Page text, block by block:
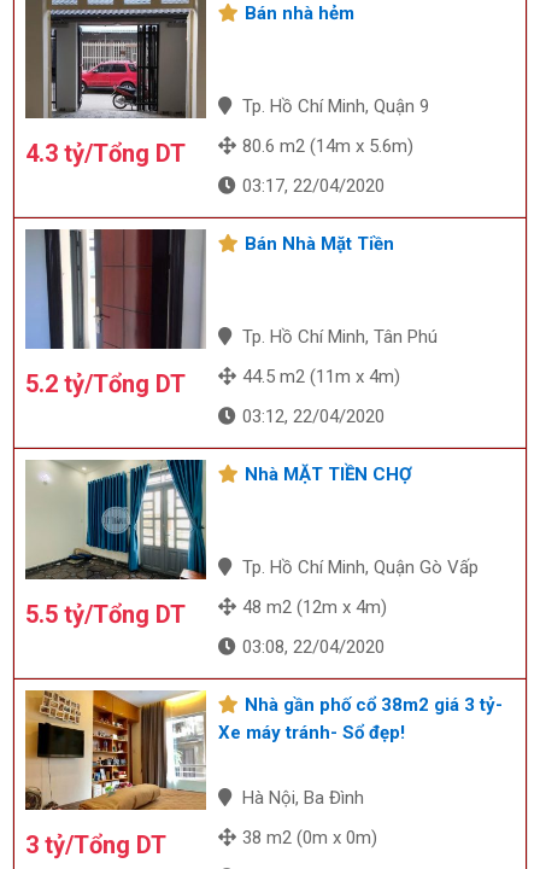
4.3 tỷ/Tổng DT
Bán nhà hẻm
Tp. Hồ Chí Minh, Quận 9
80.6 m2 (14m x 5.6m)
03:17, 22/04/2020
5.2 tỷ/Tổng DT
Bán Nhà Mặt Tiền
Tp. Hồ Chí Minh, Tân Phú
44.5 m2 (11m x 4m)
03:12, 22/04/2020
5.5 tỷ/Tổng DT
Nhà MẶT TIỀN CHỢ
Tp. Hồ Chí Minh, Quận Gò Vấp
48 m2 (12m x 4m)
03:08, 22/04/2020
3 tỷ/Tổng DT
Nhà gần phố cổ 38m2 giá 3 tỷ-
Xe máy tránh- Sổ đẹp!
Hà Nội, Ba Đình
38 m2 (0m x 0m)